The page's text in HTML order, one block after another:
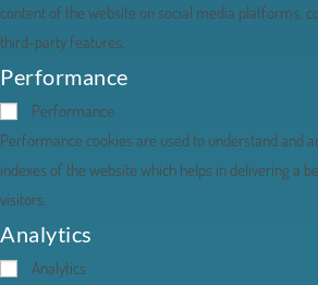
content of the website on social media platforms,
third-party features.
Performance
Performance
Performance cookies are used to understand and
indexes of the website which helps in delivering a
visitors.
Analytics
Analytics